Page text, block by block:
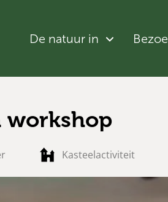
De natuur in
workshop
Kasteelactiviteit